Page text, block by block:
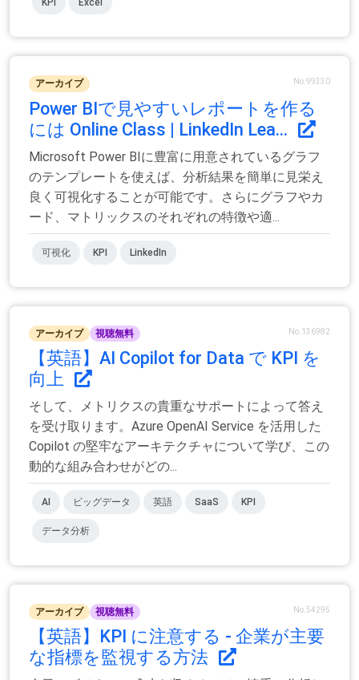
KPI Excel
アーカイブ No.99330
Power BIで見やすいレポートを作る
には Online Class | LinkedIn Lea...
Microsoft Power BIに豊富に用意されているグラフ
のテンプレートを使えば、分析結果を簡単に見栄え
良く可視化することが可能です。さらにグラフやカ
ード、マトリックスのそれぞれの特徴や適...
可視化 KPI LinkedIn
アーカイブ 視聴無料 No.136982
【英語】AI Copilot for Data で KPI を
向上
そして、メトリクスの貴重なサポートによって答え
を受け取ります。Azure OpenAI Service を活用した
Copilot の堅牢なアーキテクチャについて学び、この
動的な組み合わせがどの...
AI ビッグデータ 英語 SaaS KPI
データ分析
アーカイブ 視聴無料 No.54295
【英語】KPI に注意する - 企業が主要
な指標を監視する方法